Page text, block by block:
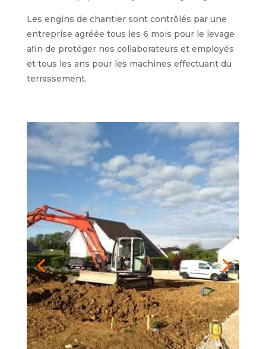
Les engins de chantier sont contrôlés par une
entreprise agréée tous les 6 mois pour le levage
afin de protéger nos collaborateurs et employés
et tous les ans pour les machines effectuant du
terrassement.